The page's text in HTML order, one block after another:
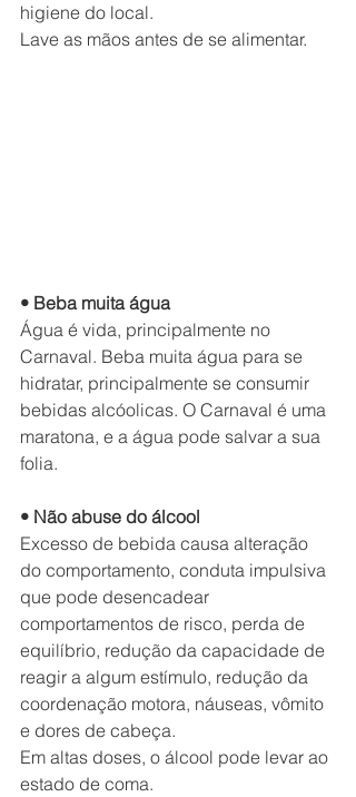
higiene do local.
Lave as mãos antes de se alimentar.
• Beba muita água
Água é vida, principalmente no
Carnaval. Beba muita água para se
hidratar, principalmente se consumir
bebidas alcóolicas. O Carnaval é uma
maratona, e a água pode salvar a sua
folia.
• Não abuse do álcool
Excesso de bebida causa alteração
do comportamento, conduta impulsiva
que pode desencadear
comportamentos de risco, perda de
equilíbrio, redução da capacidade de
reagir a algum estímulo, redução da
coordenação motora, náuseas, vômito
e dores de cabeça.
Em altas doses, o álcool pode levar ao
estado de coma.